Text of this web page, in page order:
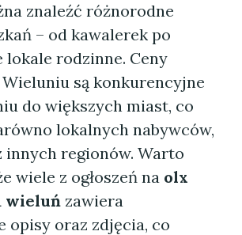
znaleźć różnorodne
– od kawalerek po
rodzinne. Ceny
są konkurencyjne
do większych miast, co
lokalnych nabywców,
innych regionów. Warto
wiele z ogłoszeń na olx
wieluń zawiera
opisy oraz zdjęcia, co